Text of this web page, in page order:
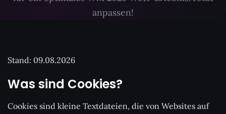
anpassen!
Stand: 09.08.2026
Was sind Cookies?
Cookies sind kleine Textdateien, die von Websites auf